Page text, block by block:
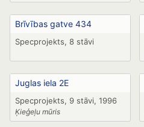
Brīvības gatve 434
Specprojekts, 8 stāvi
Juglas iela 2E
Specprojekts, 9 stāvi, 1996
Ķieģeļu mūris